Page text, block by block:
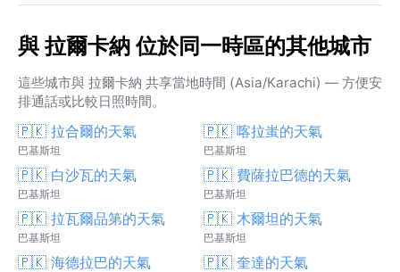
與 拉爾卡納 位於同一時區的其他城市
這些城市與 拉爾卡納 共享當地時間 (Asia/Karachi) — 方便安
排通話或比較日照時間。
🇵🇰 拉合爾的天氣
巴基斯坦
🇵🇰 喀拉蚩的天氣
巴基斯坦
🇵🇰 白沙瓦的天氣
巴基斯坦
🇵🇰 費薩拉巴德的天氣
巴基斯坦
🇵🇰 拉瓦爾品第的天氣
巴基斯坦
🇵🇰 木爾坦的天氣
巴基斯坦
🇵🇰 海德拉巴的天氣 🇵🇰 奎達的天氣